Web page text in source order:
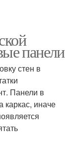
панели
стен в
Панели в
каркас, иначе